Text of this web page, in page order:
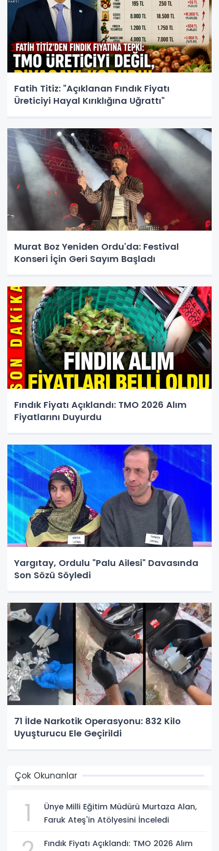
Fatih Titiz: "Açıklanan Fındık Fiyatı
Üreticiyi Hayal Kırıklığına Uğrattı"
Murat Boz Yeniden Ordu'da: Festival
Konseri İçin Geri Sayım Başladı
Fındık Fiyatı Açıklandı: TMO 2026 Alım
Fiyatlarını Duyurdu
Yargıtay, Ordulu "Palu Ailesi" Davasında
Son Sözü Söyledi
71 İlde Narkotik Operasyonu: 832 Kilo
Uyuşturucu Ele Geçirildi
Çok Okunanlar
1
Ünye Milli Eğitim Müdürü Murtaza Alan,
Faruk Ateş'in Atölyesini İnceledi
Fındık Fiyatı Açıklandı: TMO 2026 Alım